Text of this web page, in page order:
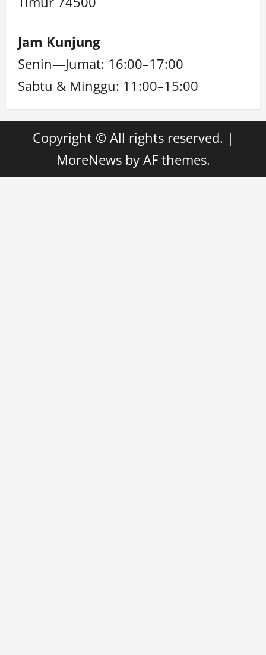
Jam Kunjung
Senin—Jumat: 16:00–17:00
Sabtu & Minggu: 11:00–15:00
Copyright © All rights reserved. |
MoreNewsby AF themes.